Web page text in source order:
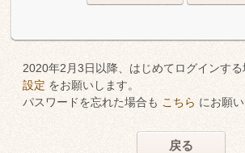
2020年2月3日以降、はじめてログインする
設定 をお願いします。
パスワードを忘れた場合も こちら にお願い
戻る